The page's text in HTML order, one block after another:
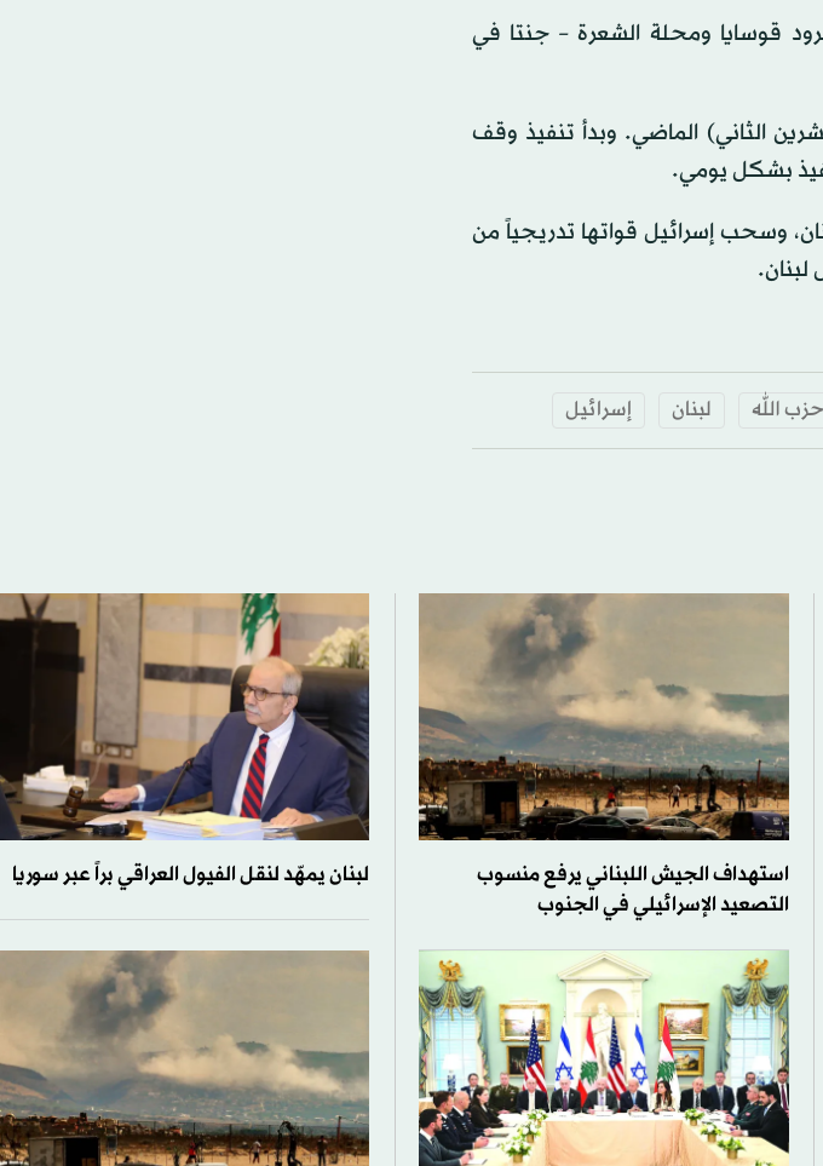
قوسايا ومحلة الشعرة – جنتا في
لوقف إطلاق النار بين لبنان وإسرائيل في 26 نوفمبر (تشرين الثاني) الماضي. وبدأ تنفيذ وقف
بشكل يومي.
وسحب إسرائيل قواتها تدريجياً من
حزب الله لبنان إسرائيل
استهداف الجيش اللبناني يرفع منسوب
التصعيد الإسرائيلي في الجنوب
لبنان يمهّد لنقل الفيول العراقي براً عبر سوريا